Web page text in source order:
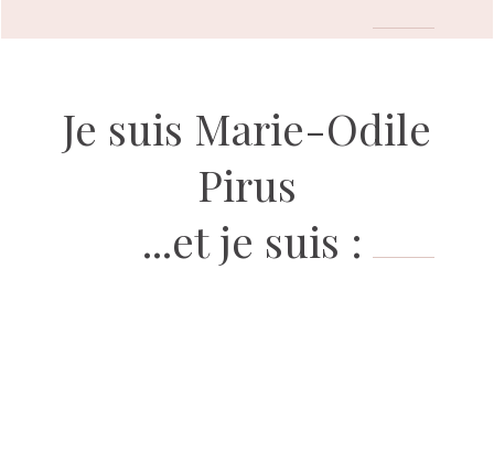
Je suis Marie-Odile
Pirus
...et je suis :